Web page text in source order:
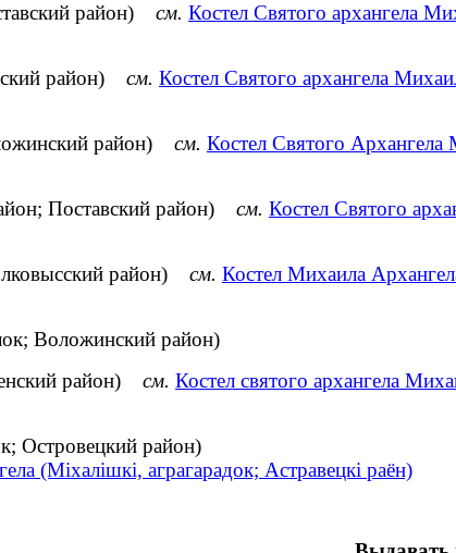
район) см. Костел Святого архангела
район) см. Костел Святого архангела
район) см. Костел Святого Архангела
Поставский район) см. Костел Святого
район) см. Костел Михаила
Воложинский район)
район) см. Костел святого архангела
Островецкий район)
(Міхалішкі, аграгарадок; Астравецкі раён)